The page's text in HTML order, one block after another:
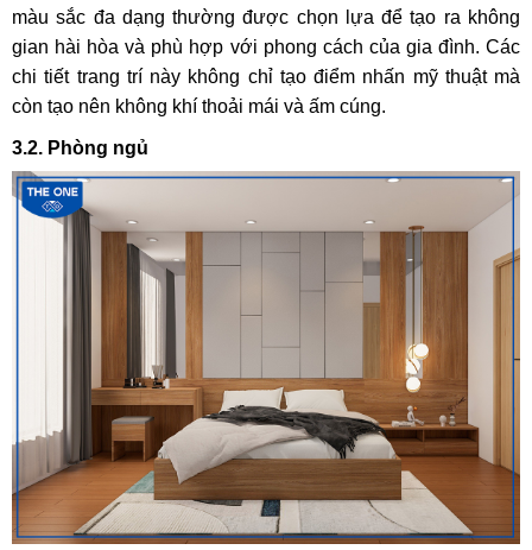
màu sắc đa dạng thường được chọn lựa để tạo ra không
gian hài hòa và phù hợp với phong cách của gia đình. Các
chi tiết trang trí này không chỉ tạo điểm nhấn mỹ thuật mà
còn tạo nên không khí thoải mái và ấm cúng.
3.2. Phòng ngủ